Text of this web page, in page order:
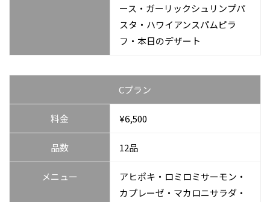
ース・ガーリックシュリンプパ
スタ・ハワイアンスパムピラ
フ・本日のデザート
Cプラン
料金 ¥6,500
品数 12品
メニュー
アヒポキ・ロミロミサーモン・
カプレーゼ・マカロニサラダ・